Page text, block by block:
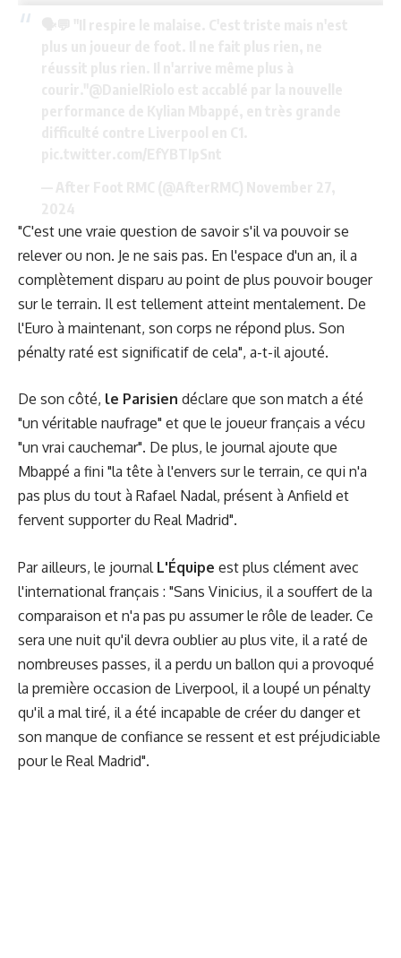
"C'est une vraie question de savoir s'il va pouvoir se
relever ou non. Je ne sais pas. En l'espace d'un an, il a
complètement disparu au point de plus pouvoir bouger
sur le terrain. Il est tellement atteint mentalement. De
l'Euro à maintenant, son corps ne répond plus. Son
pénalty raté est significatif de cela", a-t-il ajouté.
De son côté, le Parisien déclare que son match a été
"un véritable naufrage" et que le joueur français a vécu
"un vrai cauchemar". De plus, le journal ajoute que
Mbappé a fini "la tête à l'envers sur le terrain, ce qui n'a
pas plus du tout à Rafael Nadal, présent à Anfield et
fervent supporter du Real Madrid".
Par ailleurs, le journal L'Équipe est plus clément avec
l'international français : "Sans Vinicius, il a souffert de la
comparaison et n'a pas pu assumer le rôle de leader. Ce
sera une nuit qu'il devra oublier au plus vite, il a raté de
nombreuses passes, il a perdu un ballon qui a provoqué
la première occasion de Liverpool, il a loupé un pénalty
qu'il a mal tiré, il a été incapable de créer du danger et
son manque de confiance se ressent et est préjudiciable
pour le Real Madrid".